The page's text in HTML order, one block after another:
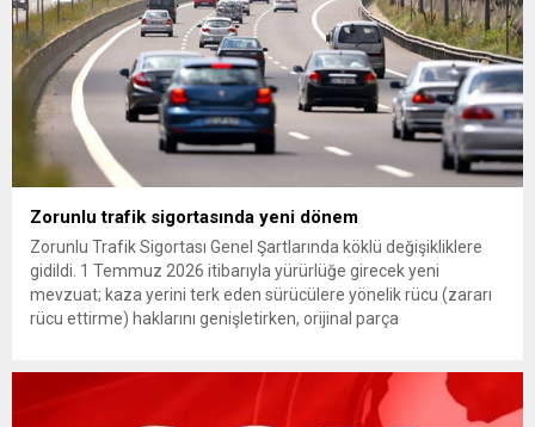
Zorunlu trafik sigortasında yeni dönem
Zorunlu Trafik Sigortası Genel Şartlarında köklü değişikliklere
gidildi. 1 Temmuz 2026 itibarıyla yürürlüğe girecek yeni
mevzuat; kaza yerini terk eden sürücülere yönelik rücu (zararı
rücu ettirme) haklarını genişletirken, orijinal parça
getiriyor. Hazine Müsteşarlığına bağlı ilgili kurumlarca...